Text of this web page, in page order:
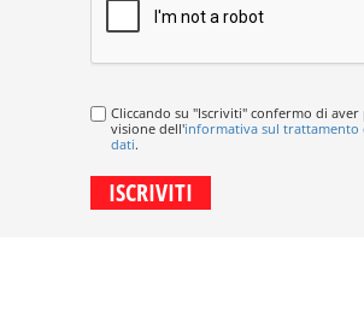
Cliccando su "Iscriviti" confermo di aver
visione dell'informativa sul trattamento
dati.